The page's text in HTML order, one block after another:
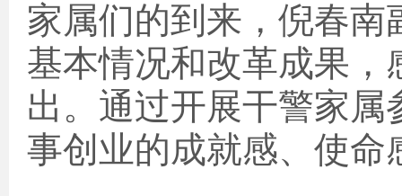
家属们的到来，倪春
基本情况和改革成果
出。通过开展干警家
事创业的成就感、使命